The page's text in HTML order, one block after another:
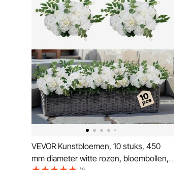
VEVOR Kunstbloemen, 10 stuks, 450
mm diameter witte rozen, bloembollen,